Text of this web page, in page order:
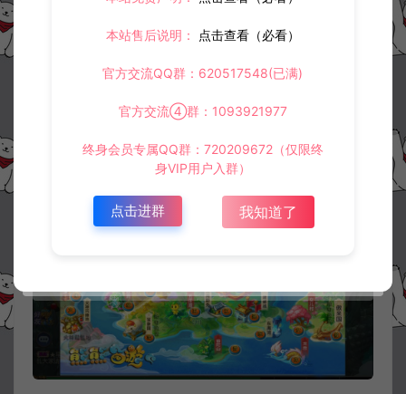
本站售后说明： 点击查看（必看）
官方交流QQ群：620517548(已满)
官方交流④群：1093921977
终身会员专属QQ群：720209672（仅限终
身VIP用户入群）
点击进群 我知道了